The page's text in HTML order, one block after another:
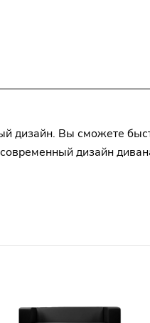
дизайн. Вы сможете
дизайн